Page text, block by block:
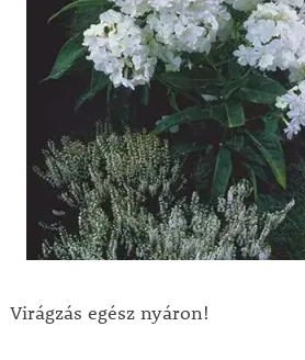
Virágzás egész nyáron!